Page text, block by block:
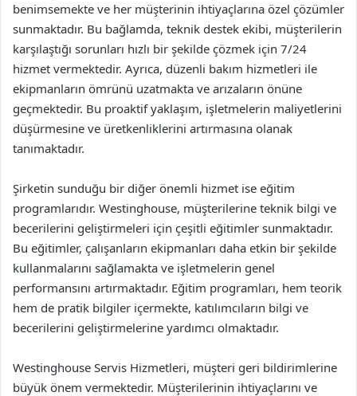
benimsemekte ve her müşterinin ihtiyaçlarına özel çözümler
sunmaktadır. Bu bağlamda, teknik destek ekibi, müşterilerin
karşılaştığı sorunları hızlı bir şekilde çözmek için 7/24
hizmet vermektedir. Ayrıca, düzenli bakım hizmetleri ile
ekipmanların ömrünü uzatmakta ve arızaların önüne
geçmektedir. Bu proaktif yaklaşım, işletmelerin maliyetlerini
düşürmesine ve üretkenliklerini artırmasına olanak
tanımaktadır.
Şirketin sunduğu bir diğer önemli hizmet ise eğitim
programlarıdır. Westinghouse, müşterilerine teknik bilgi ve
becerilerini geliştirmeleri için çeşitli eğitimler sunmaktadır.
Bu eğitimler, çalışanların ekipmanları daha etkin bir şekilde
kullanmalarını sağlamakta ve işletmelerin genel
performansını artırmaktadır. Eğitim programları, hem teorik
hem de pratik bilgiler içermekte, katılımcıların bilgi ve
becerilerini geliştirmelerine yardımcı olmaktadır.
Westinghouse Servis Hizmetleri, müşteri geri bildirimlerine
büyük önem vermektedir. Müşterilerinin ihtiyaçlarını ve